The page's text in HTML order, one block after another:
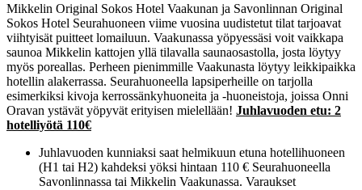
Mikkelin Original Sokos Hotel Vaakunan ja Savonlinnan Original
Sokos Hotel Seurahuoneen viime vuosina uudistetut tilat tarjoavat
viihtyisät puitteet lomailuun. Vaakunassa yöpyessäsi voit vaikkapa
saunoa Mikkelin kattojen yllä tilavalla saunaosastolla, josta löytyy
myös poreallas. Perheen pienimmille Vaakunasta löytyy leikkipaikka
hotellin alakerrassa. Seurahuoneella lapsiperheille on tarjolla
esimerkiksi kivoja kerrossänkyhuoneita ja -huoneistoja, joissa Onni
Oravan ystävät yöpyvät erityisen mielellään! Juhlavuoden etu: 2
hotelliyötä 110€
Juhlavuoden kunniaksi saat helmikuun etuna hotellihuoneen
(H1 tai H2) kahdeksi yöksi hintaan 110 € Seurahuoneella
Savonlinnassa tai Mikkelin Vaakunassa. Varaukset